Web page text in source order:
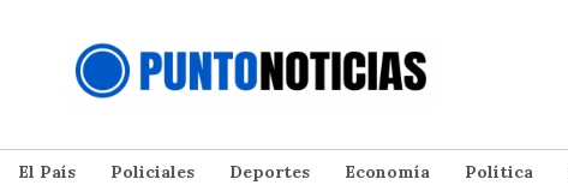
El País Policiales Deportes Economía Política